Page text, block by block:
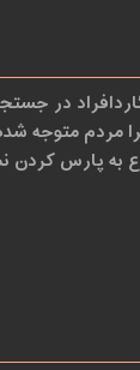
در
مردم متوجه
پارس کردن